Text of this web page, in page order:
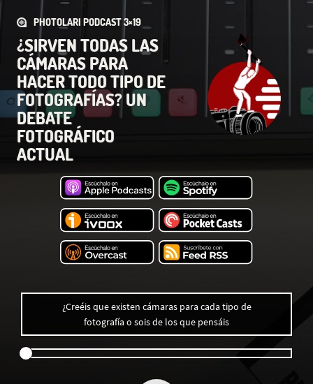
PHOTOLARI PODCAST 3×19
¿SIRVEN TODAS LAS
CÁMARAS PARA
HACER TODO TIPO DE
FOTOGRAFÍAS? UN
DEBATE
FOTOGRÁFICO
ACTUAL
¿Creéis que existen cámaras para cada tipo de
fotografía o sois de los que pensáis